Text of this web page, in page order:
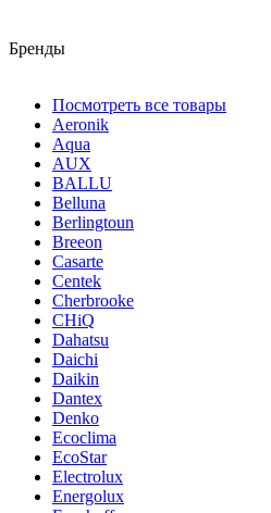
Бренды
Посмотреть все товары
Aeronik
Aqua
AUX
BALLU
Belluna
Berlingtoun
Breeon
Casarte
Centek
Cherbrooke
CHiQ
Dahatsu
Daichi
Daikin
Dantex
Denko
Ecoclima
EcoStar
Electrolux
Energolux